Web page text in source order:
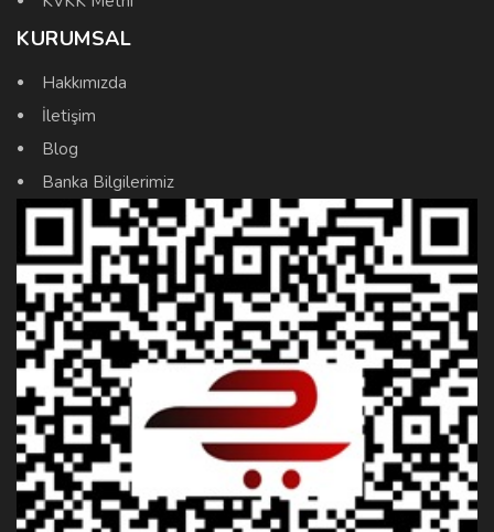
KURUMSAL
Hakkımızda
İletişim
Blog
Banka Bilgilerimiz